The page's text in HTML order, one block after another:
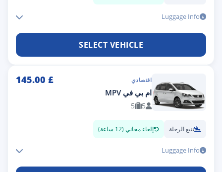
Luggage Info
SELECT VEHICLE
اقتصادي £
145.00
ام بي في MPV
5
5
تتبع الرحلة إلغاء مجاني (12 ساعة)
Luggage Info